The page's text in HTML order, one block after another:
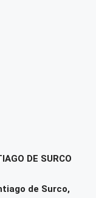
DE SURCO
de Surco,